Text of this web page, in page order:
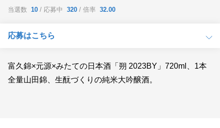
当選数 10 応募中 320 倍率 32.00
応募はこちら
富久錦×元源×みたての日本酒「朔 2023BY」720ml、1本
全量山田錦、生酛づくりの純米大吟醸酒。